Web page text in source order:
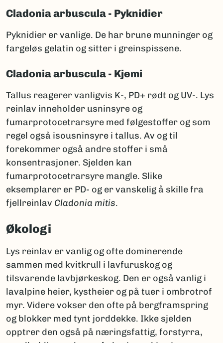
Cladonia arbuscula - Pyknidier
Pyknidier er vanlige. De har brune munninger og
fargeløs gelatin og sitter i greinspissene.
Cladonia arbuscula - Kjemi
Tallus reagerer vanligvis K-, PD+ rødt og UV-. Lys
reinlav inneholder usninsyre og
fumarprotocetrarsyre med følgestoffer og som
regel også isousninsyre i tallus. Av og til
forekommer også andre stoffer i små
konsentrasjoner. Sjelden kan
fumarprotocetrarsyre mangle. Slike
eksemplarer er PD- og er vanskelig å skille fra
fjellreinlav Cladonia mitis.
Økologi
Lys reinlav er vanlig og ofte dominerende
sammen med kvitkrull i lavfuruskog og
tilsvarende lavbjørkeskog. Den er også vanlig i
lavalpine heier, kystheier og på tuer i ombrotrof
myr. Videre vokser den ofte på bergframspring
og blokker med tynt jorddekke. Ikke sjelden
opptrer den også på næringsfattig, forstyrra,